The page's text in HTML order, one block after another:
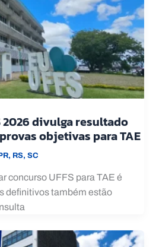
2026 divulga resultado
objetivas para TAE
, RS, SC
concurso UFFS para TAE é
definitivos também estão